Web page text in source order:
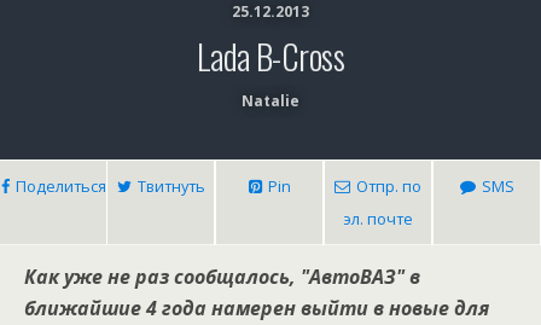
25.12.2013
Lada B-Cross
Natalie
Поделиться Твитнуть Pin
Отпр. по
эл. почте
SMS
Как уже не раз сообщалось, "АвтоВАЗ" в
ближайшие 4 года намерен выйти в новые для